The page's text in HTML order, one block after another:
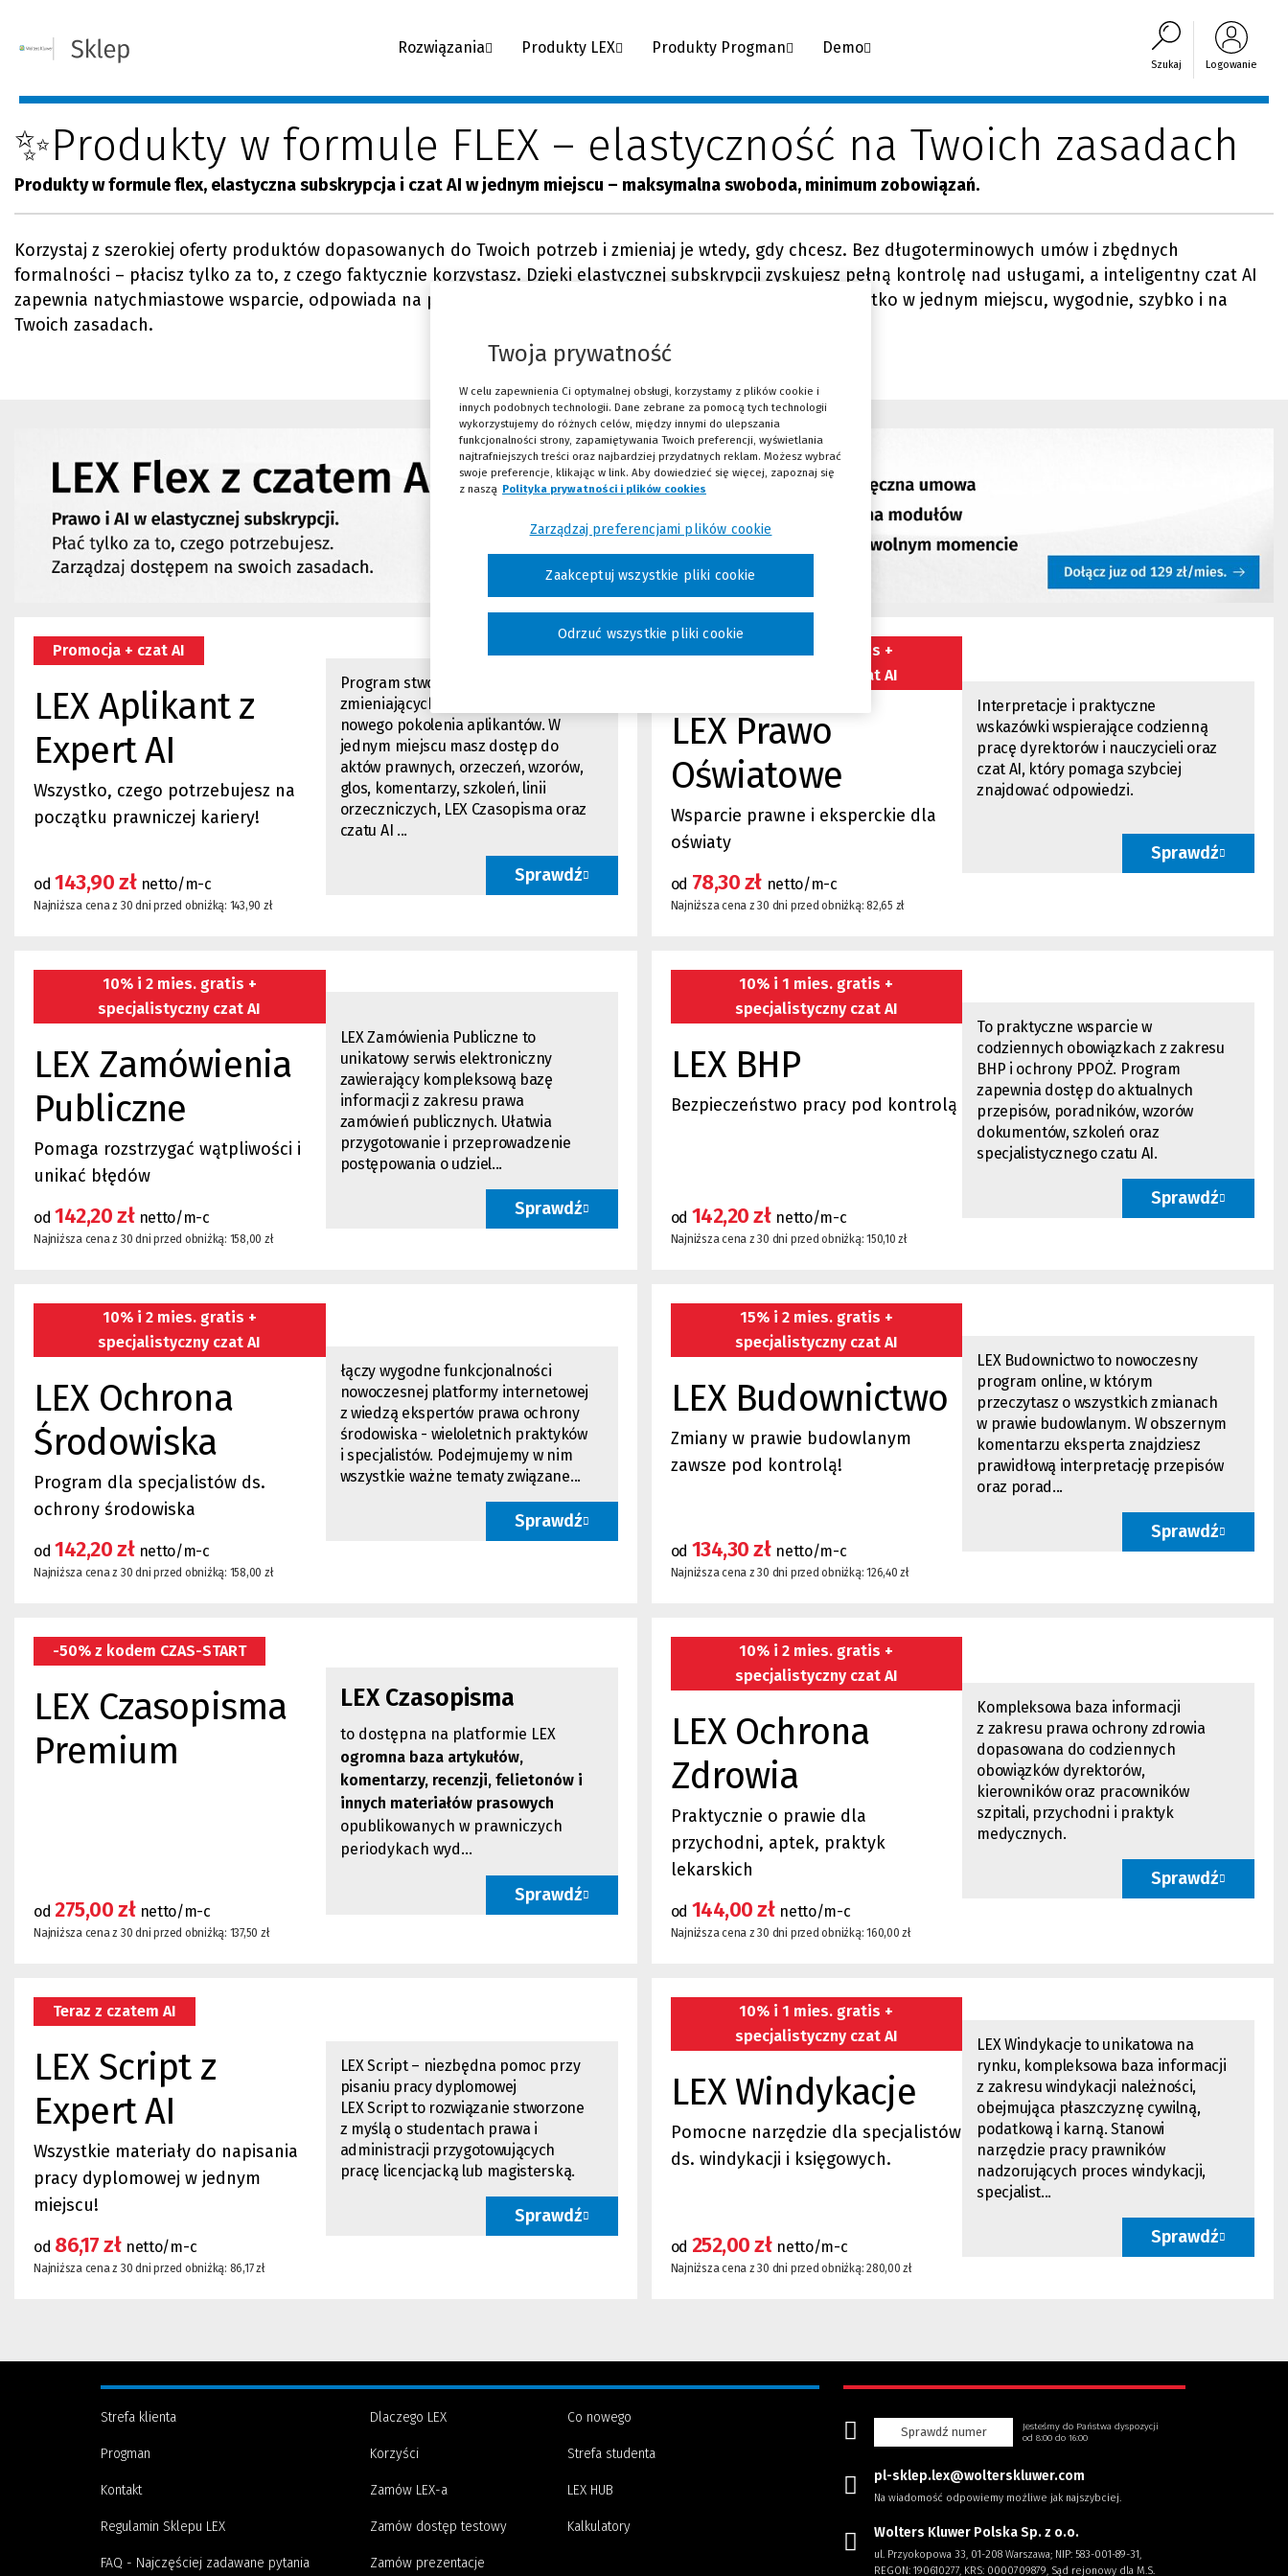
Rozwiązania Produkty LEX Produkty Progman Demo
Szukaj Logowanie
✨Produkty w formule FLEX – elastyczność na Twoich zasadach
Produkty w formule flex, elastyczna subskrypcja i czat AI w jednym miejscu – maksymalna swoboda, minimum zobowiązań.
Korzystaj z szerokiej oferty produktów dopasowanych do Twoich potrzeb i zmieniaj je wtedy, gdy chcesz. Bez długoterminowych umów i zbędnych
formalności – płacisz tylko za to, z czego faktycznie korzystasz. Dzięki elastycznej subskrypcji zyskujesz pełną kontrolę nad usługami, a inteligentny czat AI
zapewnia natychmiastowe wsparcie, odpowiada na pytania i pomaga podejmować najlepsze decyzje. Wszystko w jednym miejscu, wygodnie, szybko i na
Twoich zasadach.
(Nowe
Promocja + czat AI
LEX Aplikant z
Expert AI
Wszystko, czego potrzebujesz na
początku prawniczej kariery!
od143,90 zł netto/m-c
Najniższa cena z 30 dni przed obniżką: 143,90 zł
Program stworzony z myślą o
zmieniających się wymaganiach
nowego pokolenia aplikantów. W
jednym miejscu masz dostęp do
aktów prawnych, orzeczeń, wzorów,
glos, komentarzy, szkoleń, linii
orzeczniczych, LEX Czasopisma oraz
czatu AI ...
Sprawdź
10% i 2 mies. gratis +
specjalistyczny czat AI
LEX Prawo
Oświatowe
Wsparcie prawne i eksperckie dla
oświaty
od 78,30 zł netto/m-c
Najniższa cena z 30 dni przed obniżką: 82,65 zł
Interpretacje i praktyczne
wskazówki wspierające codzienną
pracę dyrektorów i nauczycieli oraz
czat AI, który pomaga szybciej
znajdować odpowiedzi.
Sprawdź
10% i 2 mies. gratis +
specjalistyczny czat AI
LEX Zamówienia
Publiczne
Pomaga rozstrzygać wątpliwości i
unikać błędów
od142,20 zł netto/m-c
Najniższa cena z 30 dni przed obniżką: 158,00 zł
LEX Zamówienia Publiczne to
unikatowy serwis elektroniczny
zawierający kompleksową bazę
informacji z zakresu prawa
zamówień publicznych. Ułatwia
przygotowanie i przeprowadzenie
postępowania o udziel...
Sprawdź
10% i 1 mies. gratis +
specjalistyczny czat AI
LEX BHP
Bezpieczeństwo pracy pod kontrolą
od 142,20 zł netto/m-c
Najniższa cena z 30 dni przed obniżką: 150,10 zł
To praktyczne wsparcie w
codziennych obowiązkach z zakresu
BHP i ochrony PPOŻ. Program
zapewnia dostęp do aktualnych
przepisów, poradników, wzorów
dokumentów, szkoleń oraz
specjalistycznego czatu AI.
Sprawdź
10% i 2 mies. gratis +
specjalistyczny czat AI
LEX Ochrona
Środowiska
Program dla specjalistów ds.
ochrony środowiska
od142,20 zł netto/m-c
Najniższa cena z 30 dni przed obniżką: 158,00 zł
łączy wygodne funkcjonalności
nowoczesnej platformy internetowej
z wiedzą ekspertów prawa ochrony
środowiska - wieloletnich praktyków
i specjalistów. Podejmujemy w nim
wszystkie ważne tematy związane...
Sprawdź
15% i 2 mies. gratis +
specjalistyczny czat AI
LEX Budownictwo
Zmiany w prawie budowlanym
zawsze pod kontrolą!
od 134,30 zł netto/m-c
Najniższa cena z 30 dni przed obniżką: 126,40 zł
LEX Budownictwoto nowoczesny
program online, w którym
przeczytasz o wszystkich zmianach
w prawie budowlanym. W obszernym
komentarzu eksperta znajdziesz
prawidłową interpretację przepisów
oraz porad...
Sprawdź
-50% z kodem CZAS-START
LEX Czasopisma
Premium
od 275,00 zł netto/m-c
Najniższa cena z 30 dni przed obniżką: 137,50 zł
LEX Czasopisma
to dostępna na platformie LEX
ogromna baza artykułów,
komentarzy, recenzji, felietonów i
innych materiałów prasowych
opublikowanych w prawniczych
periodykach wyd...
Sprawdź
10% i 2 mies. gratis +
specjalistyczny czat AI
LEX Ochrona
Zdrowia
Praktycznie o prawie dla
przychodni, aptek, praktyk
lekarskich
od 144,00 zł netto/m-c
Najniższa cena z 30 dni przed obniżką: 160,00 zł
Kompleksowa baza informacji
z zakresu prawa ochrony zdrowia
dopasowana do codziennych
obowiązków dyrektorów,
kierowników oraz pracowników
szpitali, przychodni i praktyk
medycznych.
Sprawdź
Teraz z czatem AI
LEX Script z
Expert AI
Wszystkie materiały do napisania
pracy dyplomowej w jednym
miejscu!
od 86,17 zł netto/m-c
Najniższa cena z 30 dni przed obniżką: 86,17 zł
LEX Script – niezbędna pomoc przy
pisaniu pracy dyplomowej
LEX Scriptto rozwiązanie stworzone
z myślą o studentach prawa i
administracji przygotowujących
pracę licencjacką lub magisterską.
Sprawdź
10% i 1 mies. gratis +
specjalistyczny czat AI
LEX Windykacje
Pomocne narzędzie dla specjalistów
ds. windykacji i księgowych.
od 252,00 zł netto/m-c
Najniższa cena z 30 dni przed obniżką: 280,00 zł
LEX Windykacje to unikatowa na
rynku, kompleksowa baza informacji
z zakresu windykacji należności,
obejmująca płaszczyznę cywilną,
podatkową i karną. Stanowi
narzędzie pracy prawników
nadzorujących proces windykacji,
specjalist...
Sprawdź
Strefa klienta
Progman
Kontakt
Regulamin Sklepu LEX
FAQ - Najczęściej zadawane pytania
Dlaczego LEX
Korzyści
Zamów LEX-a
Zamów dostęp testowy
Zamów prezentacje
Co nowego
Strefa studenta
LEX HUB
strony)
Kalkulatory
Sprawdź numer
Jesteśmy do Państwa dyspozycji
od 8:00 do 16:00
pl-sklep.lex@wolterskluwer.com
Na wiadomość odpowiemy możliwe jak najszybciej.
Wolters Kluwer Polska Sp. z o.o.
ul. Przyokopowa 33, 01-208 Warszawa; NIP: 583-001-89-31,
REGON: 190610277, KRS: 0000709879, Sąd rejonowy dla M.S.
Twoja prywatność
W celu zapewnienia Ci optymalnej obsługi, korzystamy z plików cookie i
innych podobnych technologii. Dane zebrane za pomocą tych technologii
wykorzystujemy do różnych celów, między innymi do ulepszania
funkcjonalności strony, zapamiętywania Twoich preferencji, wyświetlania
najtrafniejszych treści oraz najbardziej przydatnych reklam. Możesz wybrać
swoje preferencje, klikając w link. Aby dowiedzieć się więcej, zapoznaj się
z naszą Polityka prywatności i plików cookies
Odrzuć wszystkie pliki cookie
Zaakceptuj wszystkie pliki cookie
Zarządzaj preferencjami plików cookie